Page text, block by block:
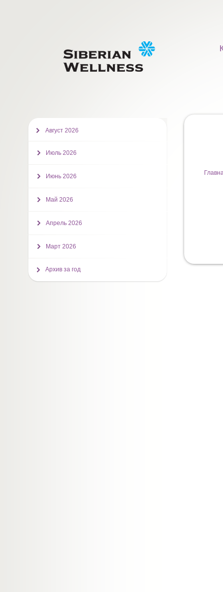
Август 2026
Июль 2026
Июнь 2026
Май 2026
Апрель 2026
Март 2026
Архив за год